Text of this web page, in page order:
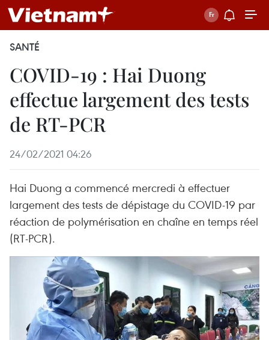
SANTÉ
COVID-19 : Hai Duong
effectue largement des tests
de RT-PCR
24/02/2021 04:26
Hai Duong a commencé mercredi à effectuer
largement des tests de dépistage du COVID-19 par
réaction de polymérisation en chaîne en temps réel
(RT-PCR).